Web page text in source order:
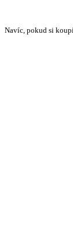
Navíc, pokud si